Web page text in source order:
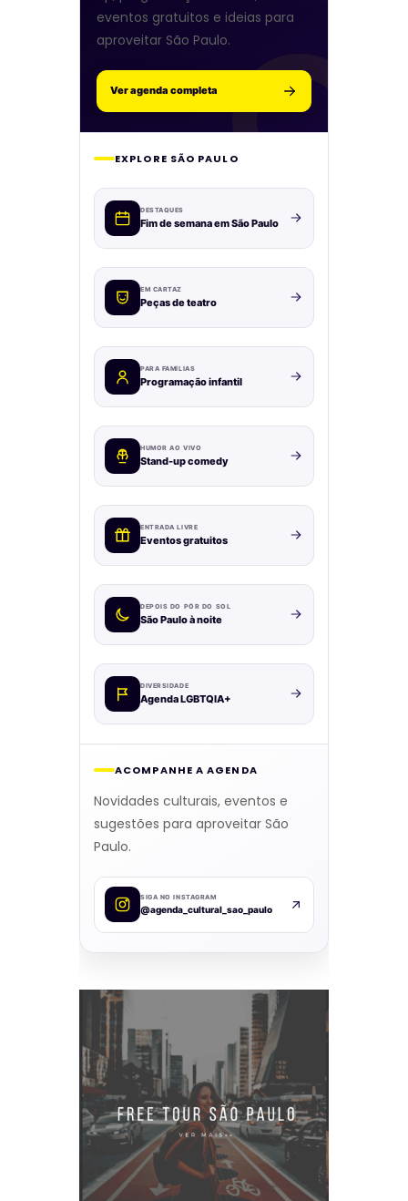
eventos gratuitos e ideias para
aproveitar São Paulo.
Ver agenda completa
EXPLORE SÃO PAULO
DESTAQUES
Fim de semana em São Paulo
EM CARTAZ
Peças de teatro
PARA FAMÍLIAS
Programação infantil
HUMOR AO VIVO
Stand-up comedy
ENTRADA LIVRE
Eventos gratuitos
DEPOIS DO PÔR DO SOL
São Paulo à noite
DIVERSIDADE
Agenda LGBTQIA+
ACOMPANHE A AGENDA
Novidades culturais, eventos e
sugestões para aproveitar São
Paulo.
SIGA NO INSTAGRAM
@agenda_cultural_sao_paulo